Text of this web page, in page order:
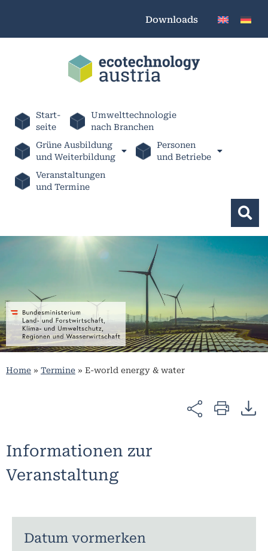
Downloads
Start-
seite
Umwelttechnologie
nach Branchen
Grüne Ausbildung
und Weiterbildung
Personen
und Betriebe
Veranstaltungen
und Termine
Home » Termine » E-world energy & water
Informationen zur
Veranstaltung
Datum vormerken